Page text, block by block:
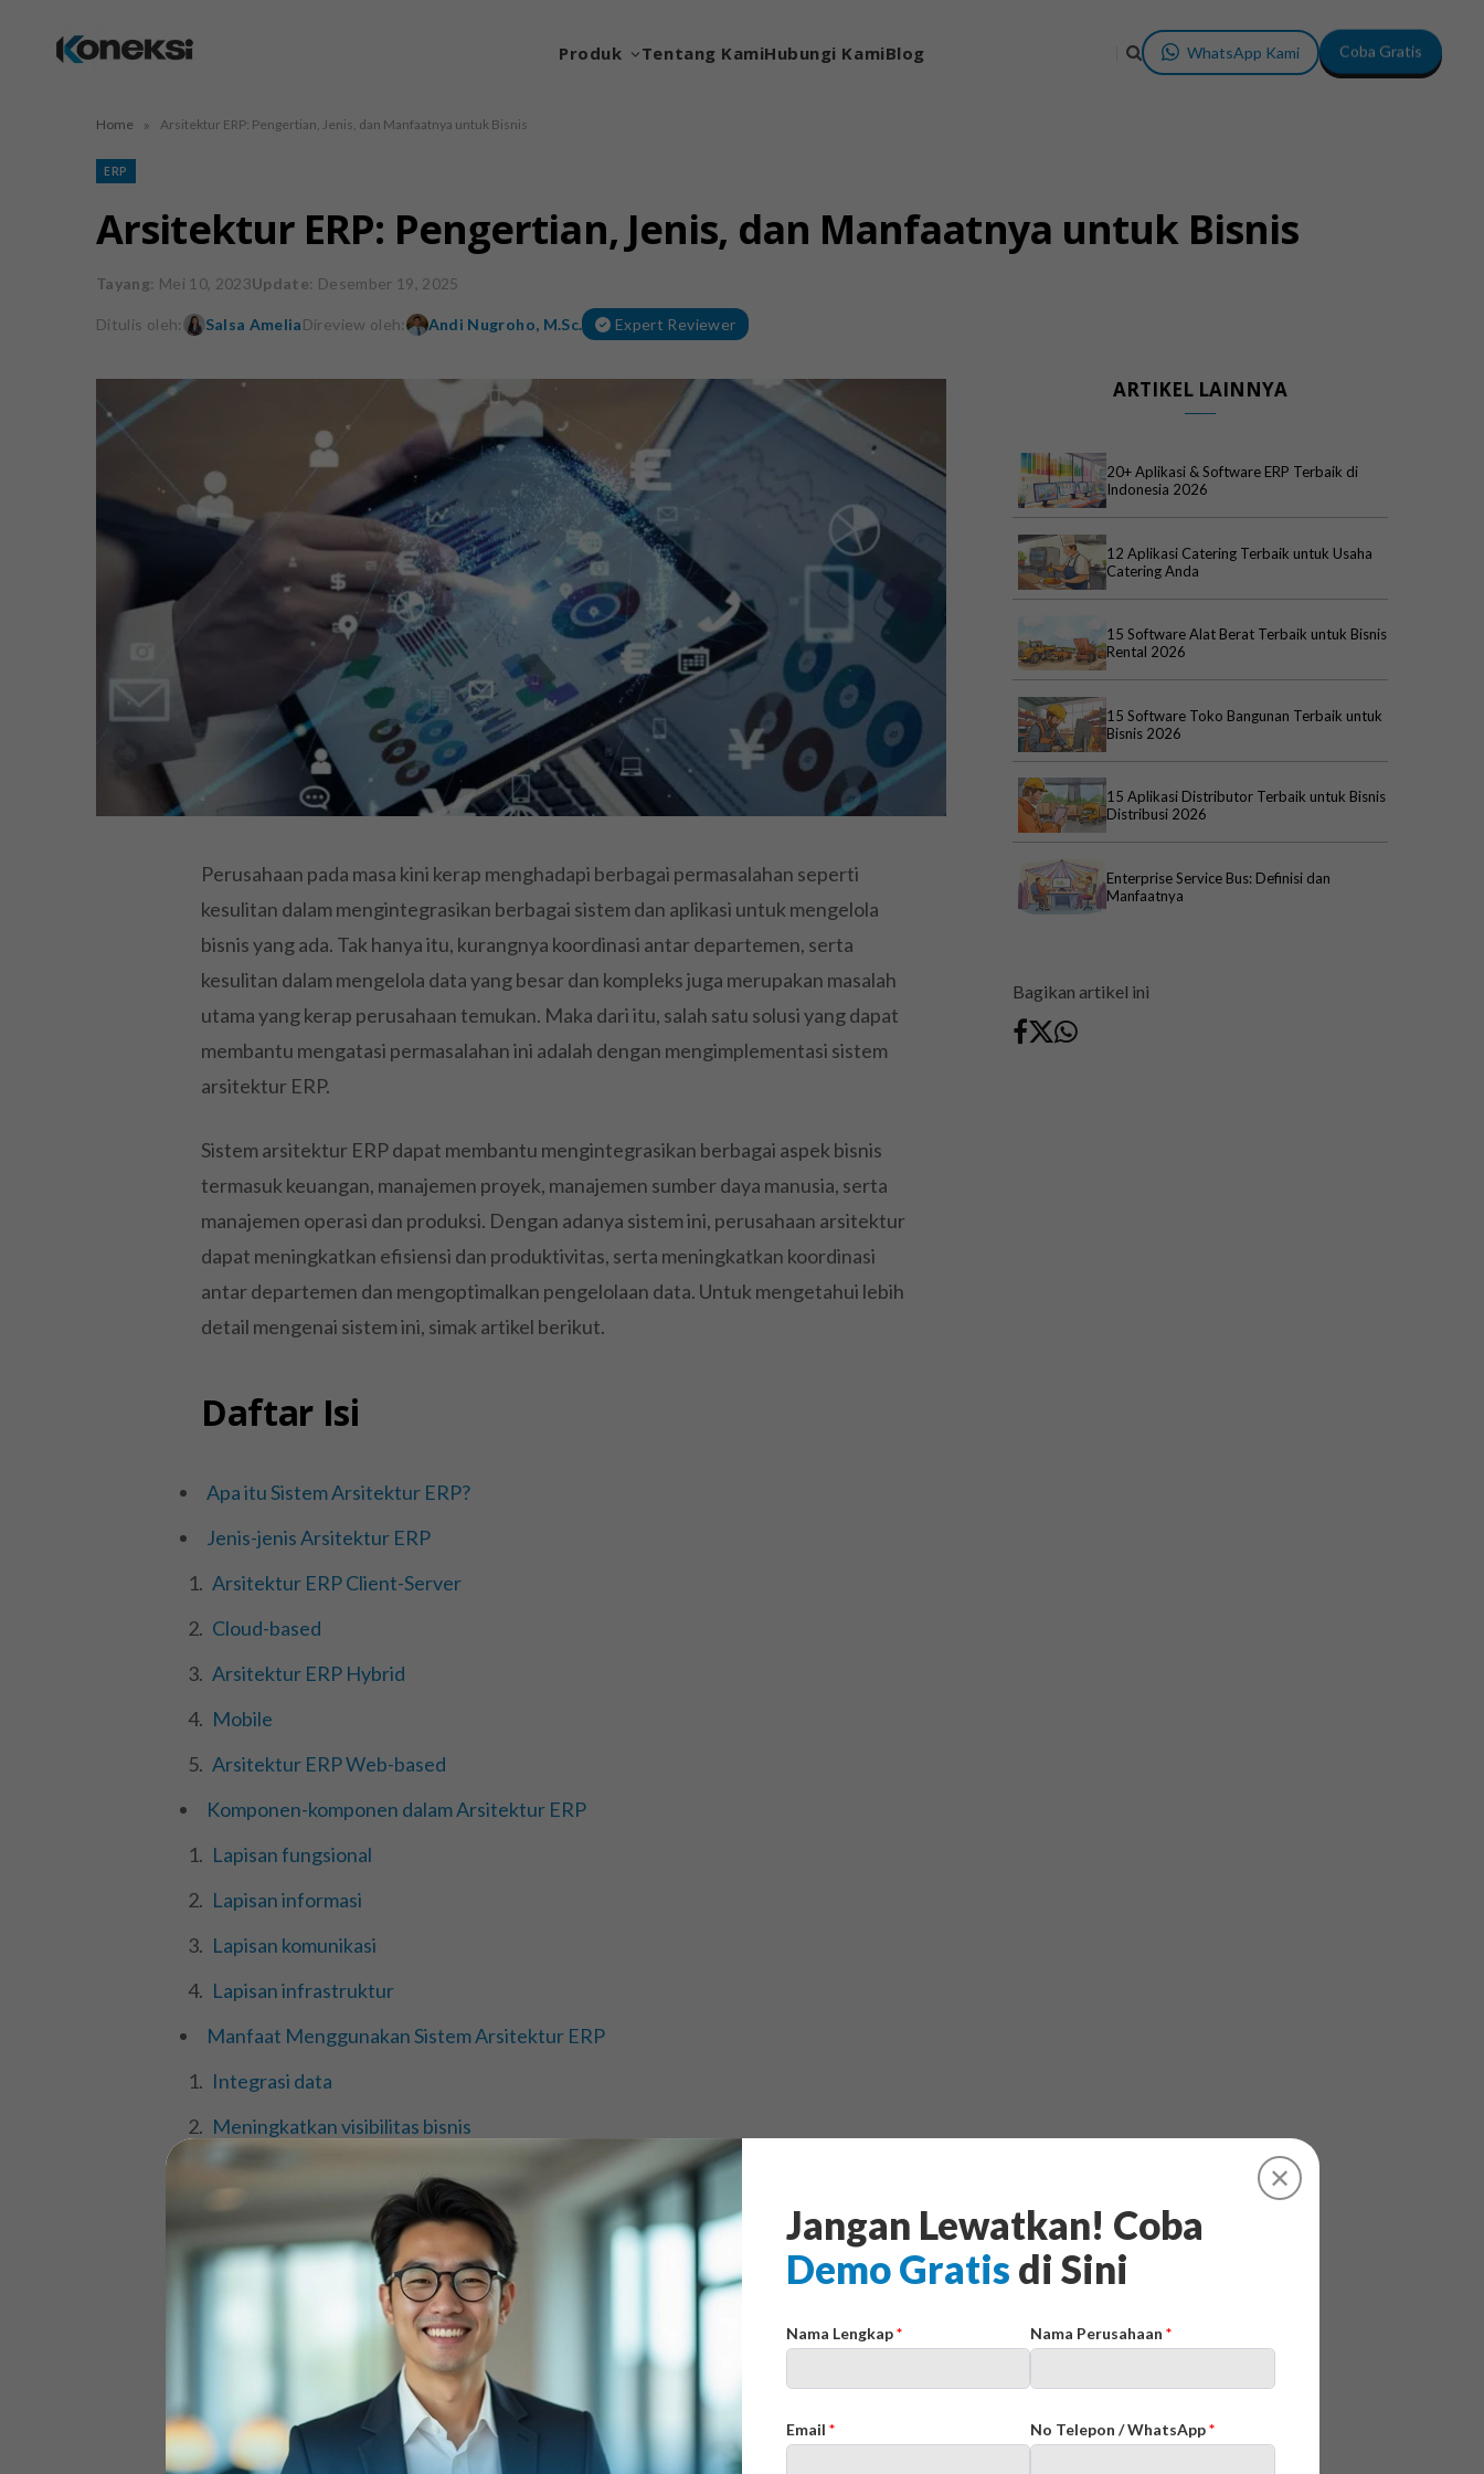
✕
Jangan Lewatkan! Coba
Demo Gratis di Sini
Nama Lengkap* Nama Perusahaan*
Email * No Telepon / WhatsApp*
Produk Tentang KamiHubungi KamiBlog WhatsApp Kami Coba Gratis
Home » Arsitektur ERP: Pengertian, Jenis, dan Manfaatnya untuk Bisnis
ERP
Arsitektur ERP: Pengertian, Jenis, dan Manfaatnya untuk Bisnis
Tayang: Mei 10, 2023Update: Desember 19, 2025
Ditulis oleh: Salsa AmeliaDireview oleh: Andi Nugroho, M.Sc. Expert Reviewer
Perusahaan pada masa kini kerap menghadapi berbagai permasalahan seperti
kesulitan dalam mengintegrasikan berbagai sistem dan aplikasi untuk mengelola
bisnis yang ada. Tak hanya itu, kurangnya koordinasi antar departemen, serta
kesulitan dalam mengelola data yang besar dan kompleks juga merupakan masalah
utama yang kerap perusahaan temukan. Maka dari itu, salah satu solusi yang dapat
membantu mengatasi permasalahan ini adalah dengan mengimplementasi sistem
arsitektur ERP.
Sistem arsitektur ERP dapat membantu mengintegrasikan berbagai aspek bisnis
termasuk keuangan, manajemen proyek, manajemen sumber daya manusia, serta
manajemen operasi dan produksi. Dengan adanya sistem ini, perusahaan arsitektur
dapat meningkatkan efisiensi dan produktivitas, serta meningkatkan koordinasi
antar departemen dan mengoptimalkan pengelolaan data. Untuk mengetahui lebih
detail mengenai sistem ini, simak artikel berikut.
Daftar Isi
Apa itu Sistem Arsitektur ERP?
Jenis-jenis Arsitektur ERP
Arsitektur ERP Client-Server
Cloud-based
Arsitektur ERP Hybrid
Mobile
Arsitektur ERP Web-based
Komponen-komponen dalam Arsitektur ERP
Lapisan fungsional
Lapisan informasi
Lapisan komunikasi
Lapisan infrastruktur
Manfaat Menggunakan Sistem Arsitektur ERP
Integrasi data
Meningkatkan visibilitas bisnis
Menghemat biaya
Meningkatkan kualitas layanan
Meningkatkan efisiensi
Software ERP Koneksi, Pilihan Tepat untuk Perusahaan
ARTIKEL LAINNYA
20+ Aplikasi & Software ERP Terbaik di
Indonesia 2026
12 Aplikasi Catering Terbaik untuk Usaha
Catering Anda
15 Software Alat Berat Terbaik untuk Bisnis
Rental 2026
15 Software Toko Bangunan Terbaik untuk
Bisnis 2026
15 Aplikasi Distributor Terbaik untuk Bisnis
Distribusi 2026
Enterprise Service Bus: Definisi dan
Manfaatnya
Bagikan artikel ini